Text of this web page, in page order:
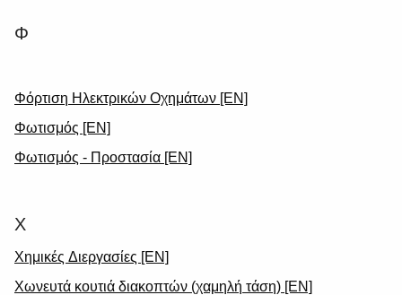
Φ
Φόρτιση Ηλεκτρικών Οχημάτων [EN]
Φωτισμός [EN]
Φωτισμός - Προστασία [EN]
Χ
Χημικές Διεργασίες [EN]
Χωνευτά κουτιά διακοπτών (χαμηλή τάση) [EN]